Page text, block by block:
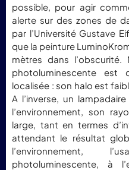
possible, pour agir
alerte sur des zones de
par l’Université Gustave
que la peinture
mètres dans l’obscurité.
photoluminescente est
localisée : son halo est
A l’inverse, un
l’environnement, son
large, tant en termes
attendant le résultat
l’environnement,
photoluminescente, à